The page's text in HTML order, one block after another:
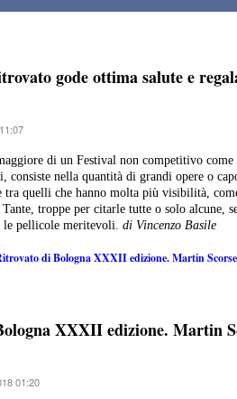
gode ottima salute e
di un Festival non competitivo
consiste nella quantità di grandi opere o
tra quelli che hanno molta più visibilità,
Tante, troppe per citarle tutte o solo alcune,
le pellicole meritevoli. di Vincenzo Basile
di Bologna XXXII edizione. Martin
XXXII edizione. Martin
01:20